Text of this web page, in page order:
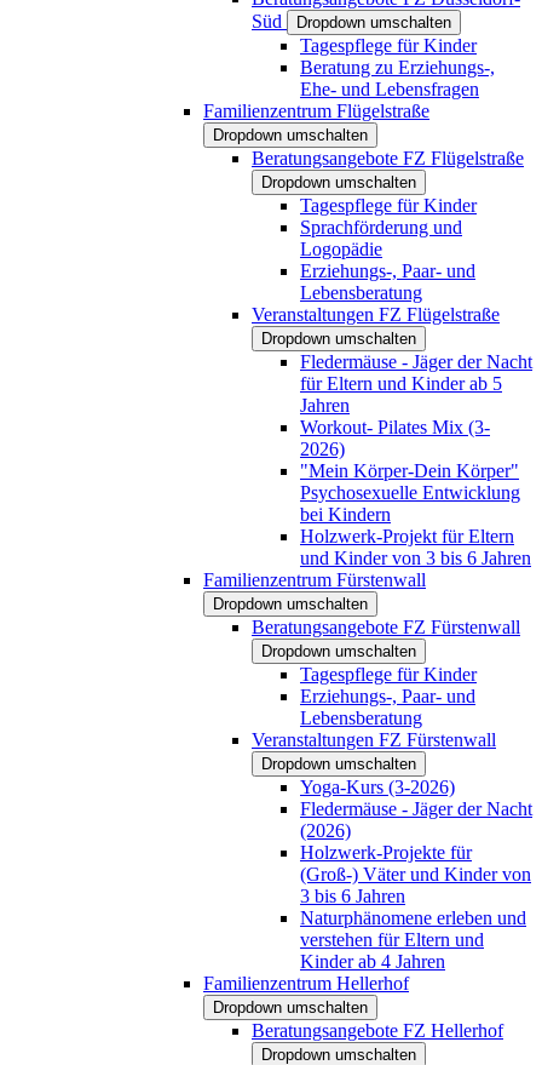
Süd
Dropdown umschalten
Tagespflege für Kinder
Beratung zu Erziehungs-,
Ehe- und Lebensfragen
Familienzentrum Flügelstraße
Dropdown umschalten
Beratungsangebote FZ Flügelstraße
Dropdown umschalten
Tagespflege für Kinder
Sprachförderung und
Logopädie
Erziehungs-, Paar- und
Lebensberatung
Veranstaltungen FZ Flügelstraße
Dropdown umschalten
Fledermäuse - Jäger der Nacht
für Eltern und Kinder ab 5
Jahren
Workout- Pilates Mix (3-
2026)
"Mein Körper-Dein Körper"
Psychosexuelle Entwicklung
bei Kindern
Holzwerk-Projekt für Eltern
und Kinder von 3 bis 6 Jahren
Familienzentrum Fürstenwall
Dropdown umschalten
Beratungsangebote FZ Fürstenwall
Dropdown umschalten
Tagespflege für Kinder
Erziehungs-, Paar- und
Lebensberatung
Veranstaltungen FZ Fürstenwall
Dropdown umschalten
Yoga-Kurs (3-2026)
Fledermäuse - Jäger der Nacht
(2026)
Holzwerk-Projekte für
(Groß-) Väter und Kinder von
3 bis 6 Jahren
Naturphänomene erleben und
verstehen für Eltern und
Kinder ab 4 Jahren
Familienzentrum Hellerhof
Dropdown umschalten
Beratungsangebote FZ Hellerhof
Dropdown umschalten